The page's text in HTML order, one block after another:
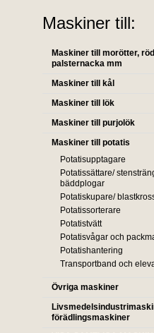
Maskiner till:
Maskiner till morötter,
palsternacka mm
Maskiner till kål
Maskiner till lök
Maskiner till purjolök
Maskiner till potatis
Potatisupptagare
Potatissättare/
bäddplogar
Potatiskupare/
Potatissorterare
Potatistvätt
Potatisvågar och
Potatishantering
Transportband och
Övriga maskiner
förädlingsmaskiner